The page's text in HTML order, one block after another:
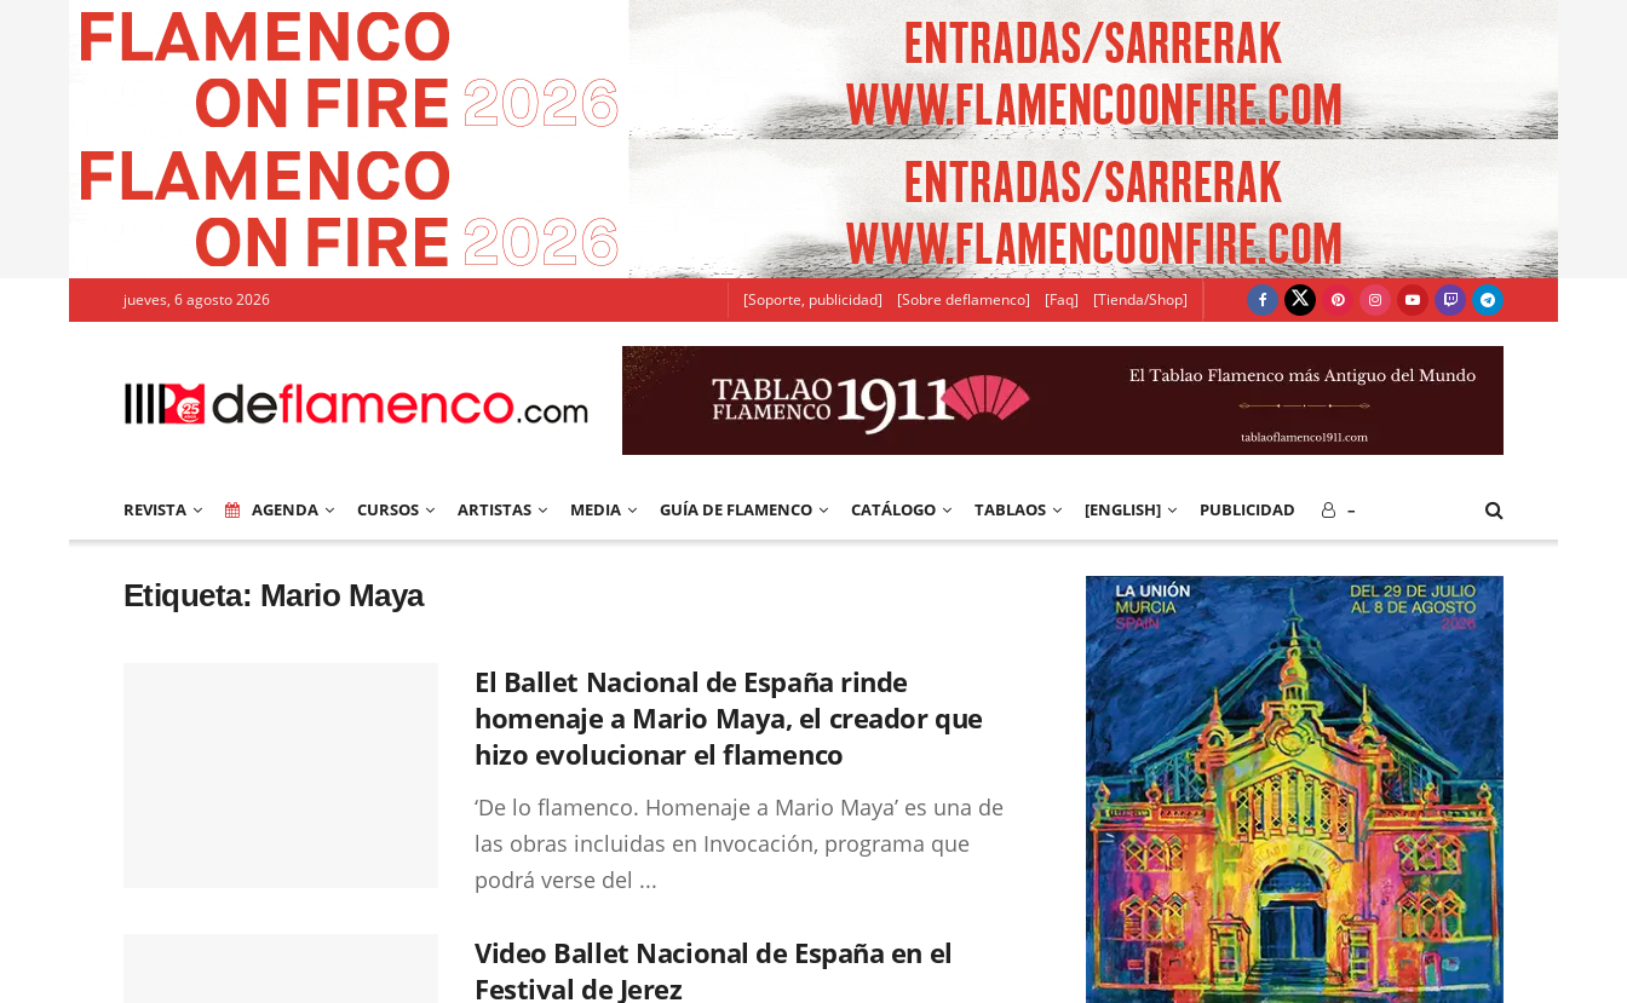
jueves, 6 agosto 2026 [Soporte, publicidad] [Sobre deflamenco] [Faq] [Tienda/Shop]
REVISTA AGENDA CURSOS ARTISTAS MEDIA GUÍA DE FLAMENCO CATÁLOGO TABLAOS [ENGLISH] PUBLICIDAD –
Etiqueta: Mario Maya
El Ballet Nacional de España rinde
homenaje a Mario Maya, el creador que
hizo evolucionar el flamenco
‘De lo flamenco. Homenaje a Mario Maya’ es una de
las obras incluidas en Invocación, programa que
podrá verse del ...
Video Ballet Nacional de España en el
Festival de Jerez